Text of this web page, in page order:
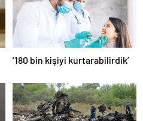
‘180 bin kişiyi kurtarabilirdik’